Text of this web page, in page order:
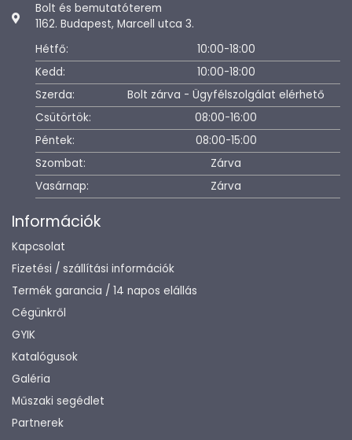
Bolt és bemutatóterem
1162. Budapest, Marcell utca 3.
Hétfő:
10:00-18:00
Kedd:
10:00-18:00
Szerda:
Bolt zárva - Ügyfélszolgálat elérhető
Csütörtök:
08:00-16:00
Péntek:
08:00-15:00
Szombat:
Zárva
Vasárnap:
Zárva
Információk
Kapcsolat
Fizetési / szállítási információk
Termék garancia / 14 napos elállás
Cégünkről
GYIK
Katalógusok
Galéria
Műszaki segédlet
Partnerek